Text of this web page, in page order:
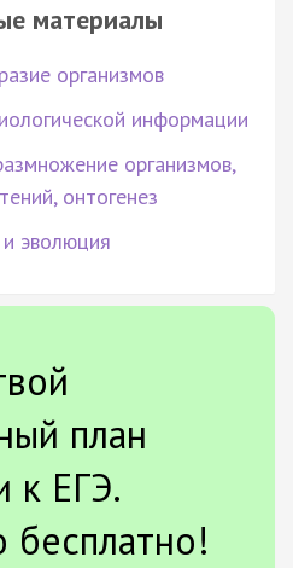
материалы
организмов
информации
организмов,
онтогенез
эволюция
план
к ЕГЭ.